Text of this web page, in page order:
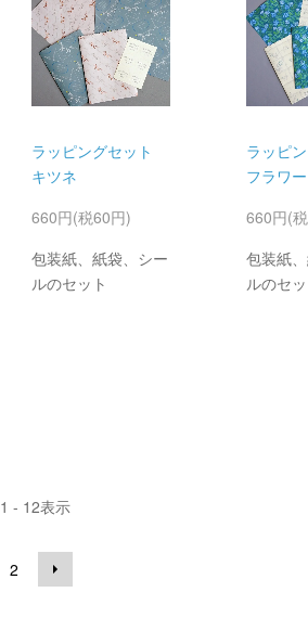
ラッピングセット
キツネ
660円(税60円)
包装紙、紙袋、シー
ルのセット
ラッピ
フラワー
660円(
包装紙
ルのセ
1 - 12表示
2